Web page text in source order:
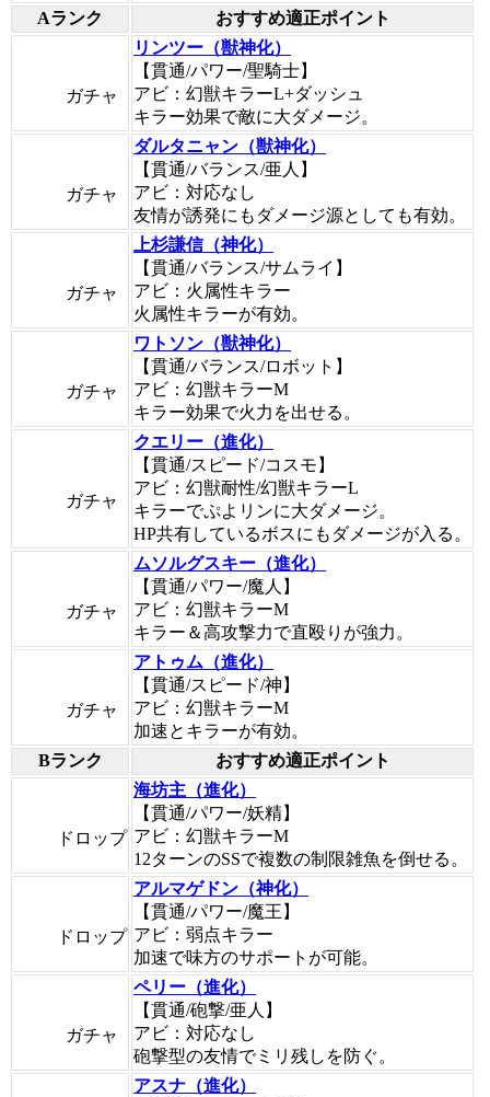
Aランク
おすすめ適正ポイント
ガチャ
リンツー（獣神化）
【貫通/パワー/聖騎士】
アビ：幻獣キラーL+ダッシュ
キラー効果で敵に大ダメージ。
ガチャ
ダルタニャン（獣神化）
【貫通/バランス/亜人】
アビ：対応なし
友情が誘発にもダメージ源としても有効。
ガチャ
上杉謙信（神化）
【貫通/バランス/サムライ】
アビ：火属性キラー
火属性キラーが有効。
ガチャ
ワトソン（獣神化）
【貫通/バランス/ロボット】
アビ：幻獣キラーM
キラー効果で火力を出せる。
ガチャ
クエリー（進化）
【貫通/スピード/コスモ】
アビ：幻獣耐性/幻獣キラーL
キラーでぷよリンに大ダメージ。
HP共有しているボスにもダメージが入る。
ガチャ
ムソルグスキー（進化）
【貫通/パワー/魔人】
アビ：幻獣キラーM
キラー＆高攻撃力で直殴りが強力。
ガチャ
アトゥム（進化）
【貫通/スピード/神】
アビ：幻獣キラーM
加速とキラーが有効。
Bランク
おすすめ適正ポイント
ドロップ
海坊主（進化）
【貫通/パワー/妖精】
アビ：幻獣キラーM
12ターンのSSで複数の制限雑魚を倒せる。
ドロップ
アルマゲドン（神化）
【貫通/パワー/魔王】
アビ：弱点キラー
加速で味方のサポートが可能。
ガチャ
ペリー（進化）
【貫通/砲撃/亜人】
アビ：対応なし
砲撃型の友情でミリ残しを防ぐ。
アスナ（進化）